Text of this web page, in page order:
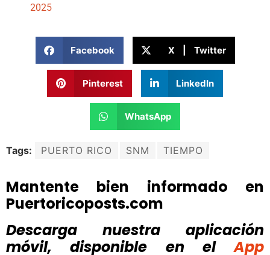
2025
Facebook X | Twitter
Pinterest LinkedIn
WhatsApp
Tags: PUERTO RICO SNM TIEMPO
Mantente bien informado en
Puertoricoposts.com
Descarga nuestra aplicación
móvil, disponible
en el
App